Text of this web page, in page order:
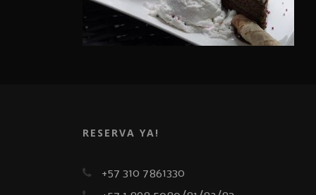
RESERVA YA!
+57 310 7861330